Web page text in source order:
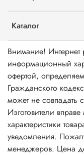
Каталог
Внимание! Интернет
информационный
офертой,
Гражданского
может не совпадать
Изготовители
характеристики
уведомления.
менеджеров. Цена